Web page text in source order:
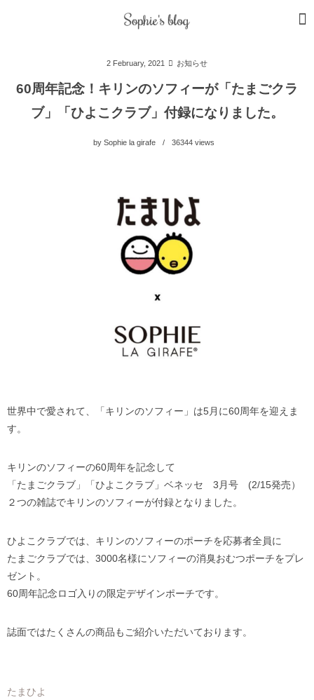
2 February, 2021 お知らせ
60周年記念！キリンのソフィーが「たまごクラ
ブ」「ひよこクラブ」付録になりました。
by Sophie la girafe 36344views
世界中で愛されて、「キリンのソフィー」は5月に60周年を迎えま
す。
キリンのソフィーの60周年を記念して
「たまごクラブ」「ひよこクラブ」ベネッセ 3月号 (2/15発売）
２つの雑誌でキリンのソフィーが付録となりました。
ひよこクラブでは、キリンのソフィーのポーチを応募者全員に
たまごクラブでは、3000名様にソフィーの消臭おむつポーチをプレ
ゼント。
60周年記念ロゴ入りの限定デザインポーチです。
誌面ではたくさんの商品もご紹介いただいております。
たまひよ